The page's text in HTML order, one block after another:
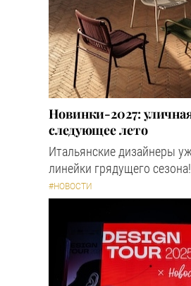
Новинки-2027:
следующее лето
Итальянские дизайнеры
линейки грядущего сезона!
#НОВОСТИ